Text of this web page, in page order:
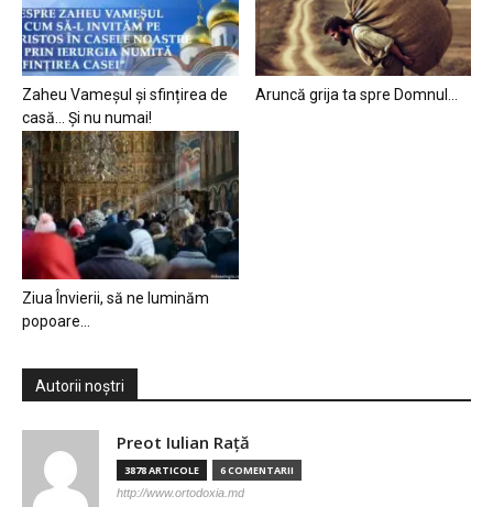
Zaheu Vameșul și sfințirea de
casă… Și nu numai!
Aruncă grija ta spre Domnul…
Ziua Învierii, să ne luminăm
popoare…
Autorii noștri
Preot Iulian Raţă
3878 ARTICOLE 6 COMENTARII
http://www.ortodoxia.md